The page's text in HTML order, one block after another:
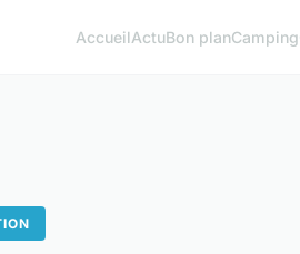
AccueilActuBon planCamping